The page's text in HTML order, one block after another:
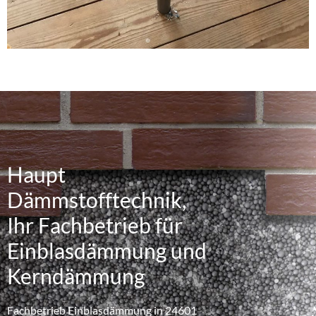
Haupt
Dämmstofftechnik,
Ihr Fachbetrieb für
Einblasdämmung und
Kerndämmung
Fachbetrieb Einblasdämmung in 24601